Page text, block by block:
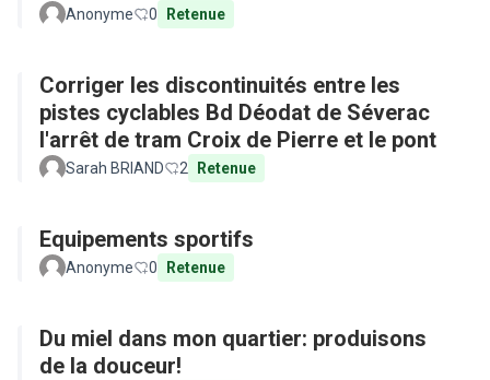
Anonyme 0 Retenue
Corriger les discontinuités entre les
pistes cyclables Bd Déodat de Séverac
l'arrêt de tram Croix de Pierre et le pont
Sarah BRIAND 2 Retenue
Equipements sportifs
Anonyme 0 Retenue
Du miel dans mon quartier: produisons
de la douceur!